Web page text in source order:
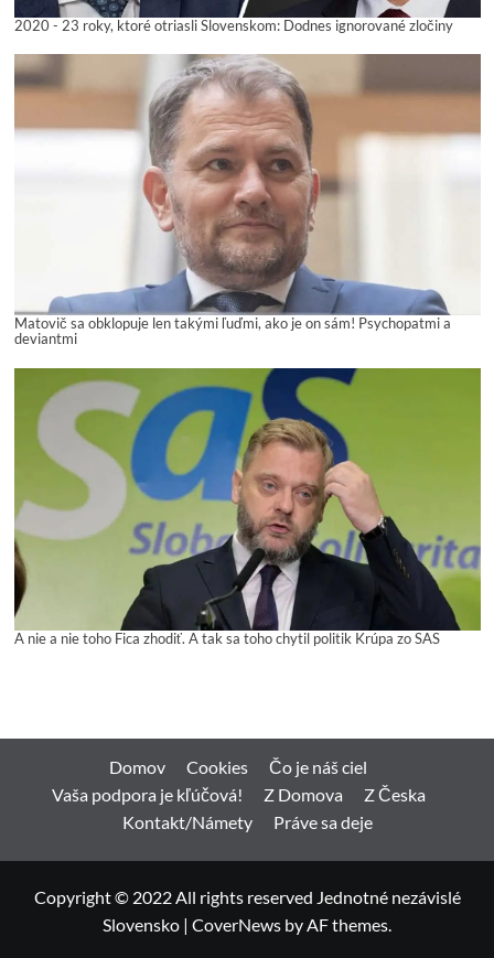
2020 - 23 roky, ktoré otriasli Slovenskom: Dodnes ignorované zločiny
Matovič sa obklopuje len takými ľuďmi, ako je on sám! Psychopatmi a
deviantmi
A nie a nie toho Fica zhodiť. A tak sa toho chytil politik Krúpa zo SAS
Domov Cookies
Čo je náš ciel
Vaša podpora je kľúčová!
Z Domova
Z Česka
Kontakt/Námety
Práve sa deje
Copyright © 2022 All rights reserved Jednotné nezávislé
Slovensko | CoverNews by AF themes.